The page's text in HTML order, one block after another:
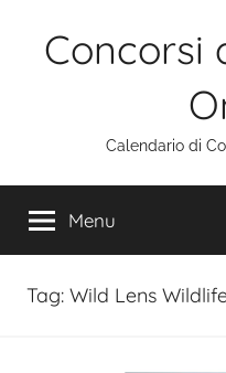
Concorsi
Calendario di
Menu
Tag: Wild Lens